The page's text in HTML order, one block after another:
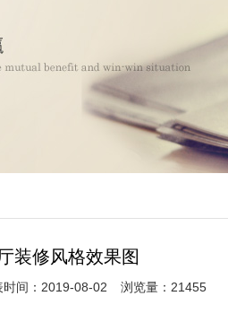
装修风格效果图
时间：2019-08-02 浏览量：21455